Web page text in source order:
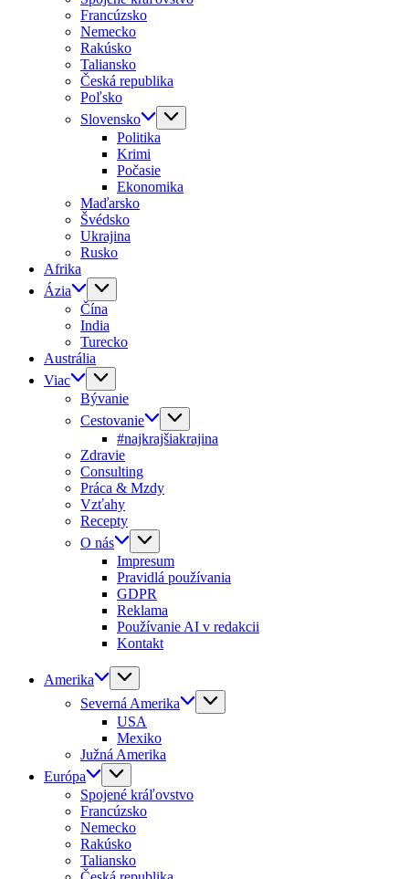
Francúzsko
Nemecko
Rakúsko
Taliansko
Česká republika
Poľsko
Slovensko
Politika
Krimi
Počasie
Ekonomika
Maďarsko
Švédsko
Ukrajina
Rusko
Afrika
Ázia
Čína
India
Turecko
Austrália
Viac
Bývanie
Cestovanie
#najkrajšiakrajina
Zdravie
Consulting
Práca & Mzdy
Vzťahy
Recepty
O nás
Impresum
Pravidlá používania
GDPR
Reklama
Používanie AI v redakcii
Kontakt
Amerika
Severná Amerika
USA
Mexiko
Južná Amerika
Európa
Spojené kráľovstvo
Francúzsko
Nemecko
Rakúsko
Taliansko